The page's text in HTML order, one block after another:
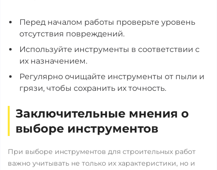
Перед началом работы проверьте уровень
отсутствия повреждений.
Используйте инструменты в соответствии с
их назначением.
Регулярно очищайте инструменты от пыли и
грязи, чтобы сохранить их точность.
Заключительные мнения о
выборе инструментов
При выборе инструментов для строительных работ
важно учитывать не только их характеристики, но и